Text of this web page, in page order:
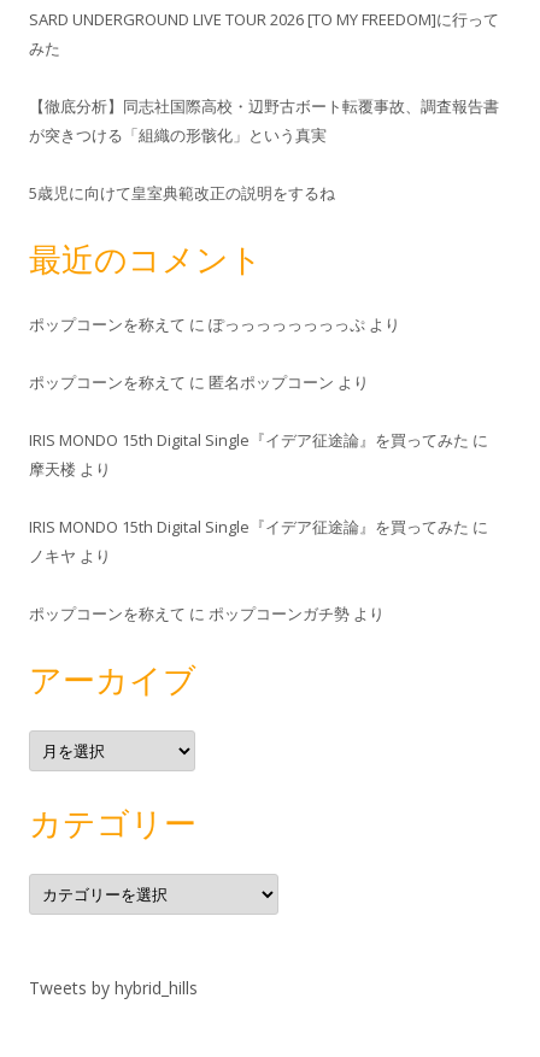
SARD UNDERGROUND LIVE TOUR 2026 [TO MY FREEDOM]に行って
みた
【徹底分析】同志社国際高校・辺野古ボート転覆事故、調査報告書
が突きつける「組織の形骸化」という真実
5歳児に向けて皇室典範改正の説明をするね
最近のコメント
ポップコーンを称えて に ぽっっっっっっっっぷ より
ポップコーンを称えて に 匿名ポップコーン より
IRIS MONDO 15th Digital Single『イデア征途論』を買ってみた に
摩天楼 より
IRIS MONDO 15th Digital Single『イデア征途論』を買ってみた に
ノキヤ より
ポップコーンを称えて に ポップコーンガチ勢 より
アーカイブ
ア
ー
カ
カテゴリー
カ
テ
ゴ
Tweets by hybrid_hills